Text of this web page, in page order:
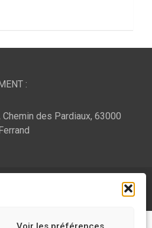
:
Chemin des Pardiaux, 63000